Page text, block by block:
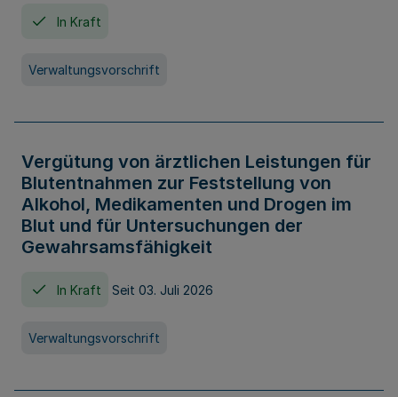
In Kraft
Verwaltungsvorschrift
Vergütung von ärztlichen Leistungen für
Blutentnahmen zur Feststellung von
Alkohol, Medikamenten und Drogen im
Blut und für Untersuchungen der
Gewahrsamsfähigkeit
In Kraft Seit 03. Juli 2026
Verwaltungsvorschrift